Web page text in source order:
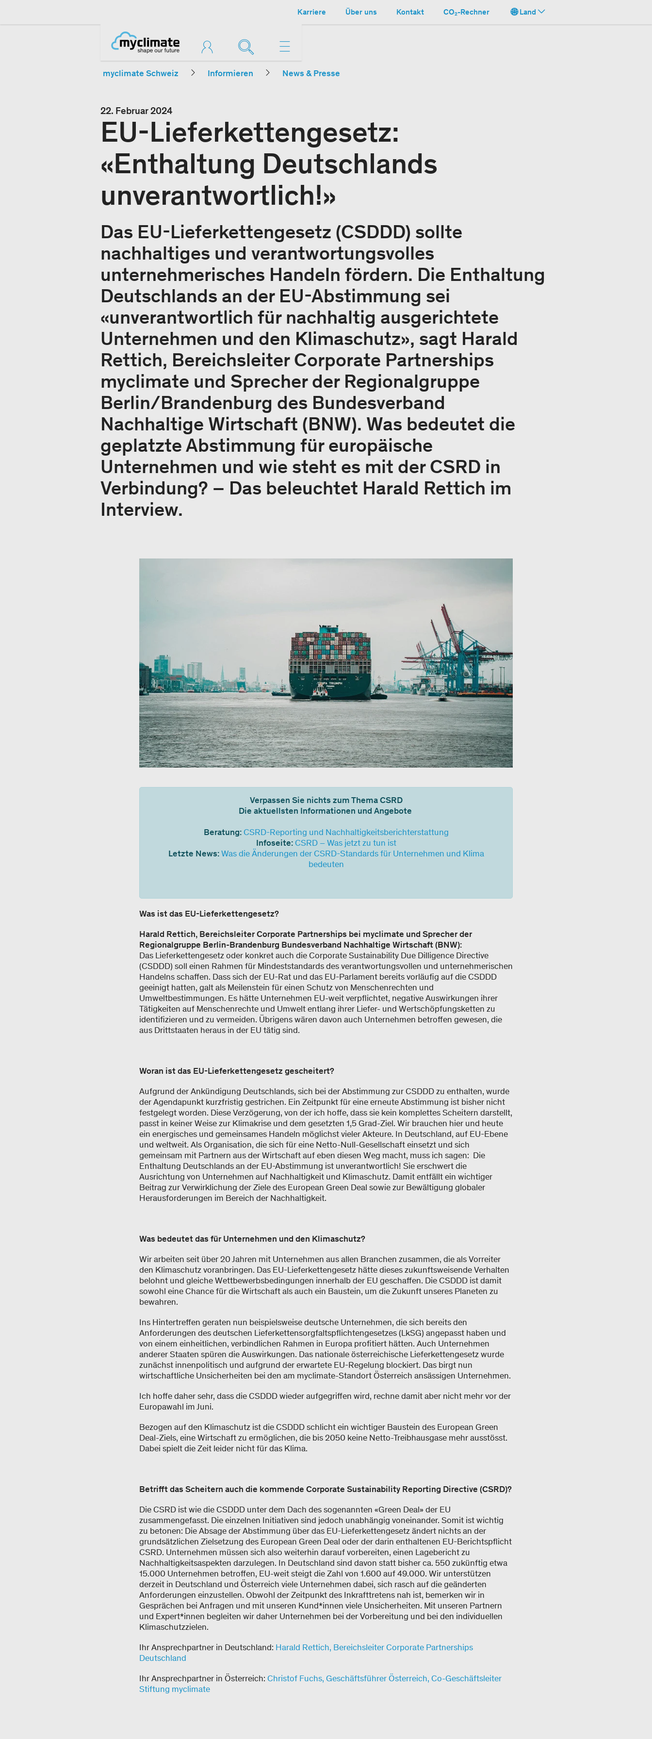
Karriere Über uns Kontakt CO₂-Rechner Land
myclimate Schweiz Informieren News & Presse
22. Februar 2024
EU-Lieferkettengesetz:
«Enthaltung Deutschlands
unverantwortlich!»
Das EU-Lieferkettengesetz (CSDDD) sollte
nachhaltiges und verantwortungsvolles
unternehmerisches Handeln fördern. Die Enthaltung
Deutschlands an der EU-Abstimmung sei
«unverantwortlich für nachhaltig ausgerichtete
Unternehmen und den Klimaschutz», sagt Harald
Rettich, Bereichsleiter Corporate Partnerships
myclimate und Sprecher der Regionalgruppe
Berlin/Brandenburg des Bundesverband
Nachhaltige Wirtschaft (BNW). Was bedeutet die
geplatzte Abstimmung für europäische
Unternehmen und wie steht es mit der CSRD in
Verbindung? – Das beleuchtet Harald Rettich im
Interview.
Verpassen Sie nichts zum Thema CSRD
Die aktuellsten Informationen und Angebote
Beratung: CSRD-Reporting und Nachhaltigkeitsberichterstattung
Infoseite:CSRD – Was jetzt zu tun ist
Letzte News:Was die Änderungen der CSRD-Standards für Unternehmen und Klima
bedeuten
Was ist das EU-Lieferkettengesetz?
Harald Rettich, Bereichsleiter Corporate Partnerships bei myclimate und Sprecher der
Regionalgruppe Berlin-Brandenburg Bundesverband Nachhaltige Wirtschaft (BNW):
Das Lieferkettengesetz oder konkret auch die Corporate Sustainability Due Dilligence Directive
(CSDDD) soll einen Rahmen für Mindeststandards des verantwortungsvollen und unternehmerischen
Handelns schaffen. Dass sich der EU-Rat und das EU-Parlament bereits vorläufig auf die CSDDD
geeinigt hatten, galt als Meilenstein für einen Schutz von Menschenrechten und
Umweltbestimmungen. Es hätte Unternehmen EU-weit verpflichtet, negative Auswirkungen ihrer
Tätigkeiten auf Menschenrechte und Umwelt entlang ihrer Liefer- und Wertschöpfungsketten zu
identifizieren und zu vermeiden. Übrigens wären davon auch Unternehmen betroffen gewesen, die
aus Drittstaaten heraus in der EU tätig sind.
Woran ist das EU-Lieferkettengesetz gescheitert?
Aufgrund der Ankündigung Deutschlands, sich bei der Abstimmung zur CSDDD zu enthalten, wurde
der Agendapunkt kurzfristig gestrichen. Ein Zeitpunkt für eine erneute Abstimmung ist bisher nicht
festgelegt worden. Diese Verzögerung, von der ich hoffe, dass sie kein komplettes Scheitern darstellt,
passt in keiner Weise zur Klimakrise und dem gesetzten 1,5 Grad-Ziel. Wir brauchen hier und heute
ein energisches und gemeinsames Handeln möglichst vieler Akteure. In Deutschland, auf EU-Ebene
und weltweit. Als Organisation, die sich für eine Netto-Null-Gesellschaft einsetzt und sich
gemeinsam mit Partnern aus der Wirtschaft auf eben diesen Weg macht, muss ich sagen: Die
Enthaltung Deutschlands an der EU-Abstimmung ist unverantwortlich! Sie erschwert die
Ausrichtung von Unternehmen auf Nachhaltigkeit und Klimaschutz. Damit entfällt ein wichtiger
Beitrag zur Verwirklichung der Ziele des European Green Deal sowie zur Bewältigung globaler
Herausforderungen im Bereich der Nachhaltigkeit.
Was bedeutet das für Unternehmen und den Klimaschutz?
Wir arbeiten seit über 20 Jahren mit Unternehmen aus allen Branchen zusammen, die als Vorreiter
den Klimaschutz voranbringen. Das EU-Lieferkettengesetz hätte dieses zukunftsweisende Verhalten
belohnt und gleiche Wettbewerbsbedingungen innerhalb der EU geschaffen. Die CSDDD ist damit
sowohl eine Chance für die Wirtschaft als auch ein Baustein, um die Zukunft unseres Planeten zu
bewahren.
Ins Hintertreffen geraten nun beispielsweise deutsche Unternehmen, die sich bereits den
Anforderungen des deutschen Lieferkettensorgfaltspflichtengesetzes (LkSG) angepasst haben und
von einem einheitlichen, verbindlichen Rahmen in Europa profitiert hätten. Auch Unternehmen
anderer Staaten spüren die Auswirkungen. Das nationale österreichische Lieferkettengesetz wurde
zunächst innenpolitisch und aufgrund der erwartete EU-Regelung blockiert. Das birgt nun
wirtschaftliche Unsicherheiten bei den am myclimate-Standort Österreich ansässigen Unternehmen.
Ich hoffe daher sehr, dass die CSDDD wieder aufgegriffen wird, rechne damit aber nicht mehr vor der
Europawahl im Juni.
Bezogen auf den Klimaschutz ist die CSDDD schlicht ein wichtiger Baustein des European Green
Deal-Ziels, eine Wirtschaft zu ermöglichen, die bis 2050 keine Netto-Treibhausgase mehr ausstösst.
Dabei spielt die Zeit leider nicht für das Klima.
Betrifft das Scheitern auch die kommende Corporate Sustainability Reporting Directive (CSRD)?
Die CSRD ist wie die CSDDD unter dem Dach des sogenannten «Green Deal» der EU
zusammengefasst. Die einzelnen Initiativen sind jedoch unabhängig voneinander. Somit ist wichtig
zu betonen: Die Absage der Abstimmung über das EU-Lieferkettengesetz ändert nichts an der
grundsätzlichen Zielsetzung des European Green Deal oder der darin enthaltenen EU-Berichtspflicht
CSRD. Unternehmen müssen sich also weiterhin darauf vorbereiten, einen Lagebericht zu
Nachhaltigkeitsaspekten darzulegen. In Deutschland sind davon statt bisher ca. 550 zukünftig etwa
15.000 Unternehmen betroffen, EU-weit steigt die Zahl von 1.600 auf 49.000. Wir unterstützen
derzeit in Deutschland und Österreich viele Unternehmen dabei, sich rasch auf die geänderten
Anforderungen einzustellen. Obwohl der Zeitpunkt des Inkrafttretens nah ist, bemerken wir in
Gesprächen bei Anfragen und mit unseren Kund*innen viele Unsicherheiten. Mit unseren Partnern
und Expert*innen begleiten wir daher Unternehmen bei der Vorbereitung und bei den individuellen
Klimaschutzzielen.
Ihr Ansprechpartner in Deutschland: Harald Rettich, Bereichsleiter Corporate Partnerships
Deutschland
Ihr Ansprechpartner in Österreich: Christof Fuchs, Geschäftsführer Österreich, Co-Geschäftsleiter
Stiftung myclimate